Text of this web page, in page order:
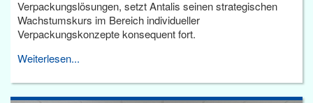
Verpackungslösungen, setzt Antalis seinen strategischen
Wachstumskurs im Bereich individueller
Verpackungskonzepte konsequent fort.
Weiterlesen...